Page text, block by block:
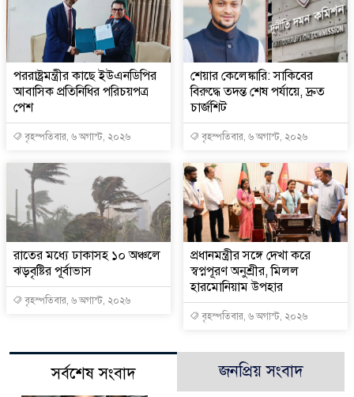
পররাষ্ট্রমন্ত্রীর কা‌ছে ইউএনডিপির
আবাসিক প্রতিনিধির পরিচয়পত্র
পেশ
বৃহস্পতিবার, ৬ অগাস্ট, ২০২৬
শেয়ার কেলেঙ্কারি: সাকিবের
বিরুদ্ধে তদন্ত শেষ পর্যায়ে, দ্রুত
চার্জশিট
বৃহস্পতিবার, ৬ অগাস্ট, ২০২৬
রাতের মধ্যে ঢাকাসহ ১০ অঞ্চলে
ঝড়বৃষ্টির পূর্বাভাস
বৃহস্পতিবার, ৬ অগাস্ট, ২০২৬
প্রধানমন্ত্রীর সঙ্গে দেখা করে
স্বপ্নপূরণ অনুশ্রীর, মিলল
হারমোনিয়াম উপহার
বৃহস্পতিবার, ৬ অগাস্ট, ২০২৬
সর্বশেষ সংবাদ জনপ্রিয় সংবাদ